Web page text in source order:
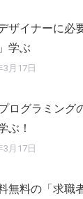
ザイナーに必
学ぶ
3月17日
ログラミング
ぶ！
3月17日
無料の「求職